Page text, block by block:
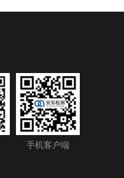
手机客户端